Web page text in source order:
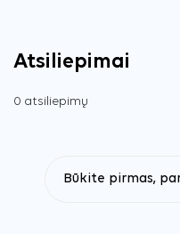
Atsiliepimai
0 atsiliepimų
Būkite pirmas,